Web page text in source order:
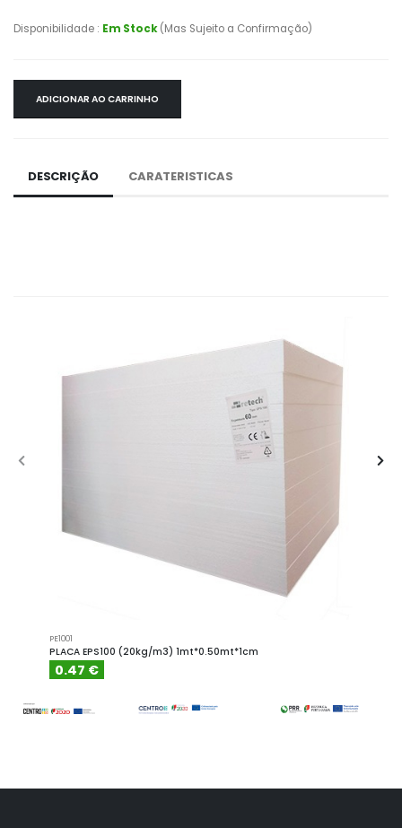
Disponibilidade : Em Stock(Mas Sujeito a Confirmação)
ADICIONAR AO CARRINHO
DESCRIÇÃO CARATERISTICAS
PE1001
PLACA EPS100 (20kg/m3) 1mt*0.50mt*1cm
0.47 €